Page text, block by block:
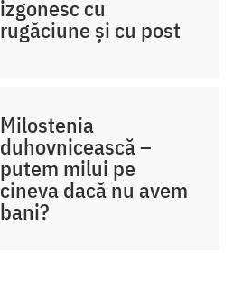
izgonesc cu
rugăciune și cu post
Milostenia
duhovnicească –
putem milui pe
cineva dacă nu avem
bani?